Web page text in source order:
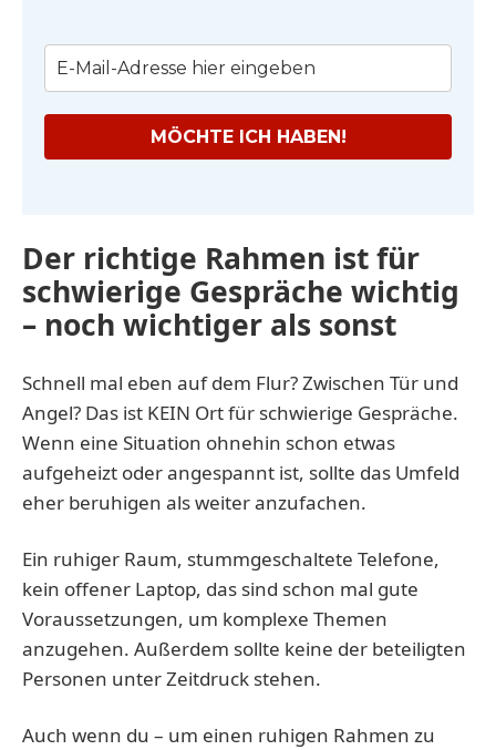
MÖCHTE ICH HABEN!
Der richtige Rahmen ist für
schwierige Gespräche wichtig
– noch wichtiger als sonst
Schnell mal eben auf dem Flur? Zwischen Tür und
Angel? Das ist KEIN Ort für schwierige Gespräche.
Wenn eine Situation ohnehin schon etwas
aufgeheizt oder angespannt ist, sollte das Umfeld
eher beruhigen als weiter anzufachen.
Ein ruhiger Raum, stummgeschaltete Telefone,
kein offener Laptop, das sind schon mal gute
Voraussetzungen, um komplexe Themen
anzugehen. Außerdem sollte keine der beteiligten
Personen unter Zeitdruck stehen.
Auch wenn du – um einen ruhigen Rahmen zu